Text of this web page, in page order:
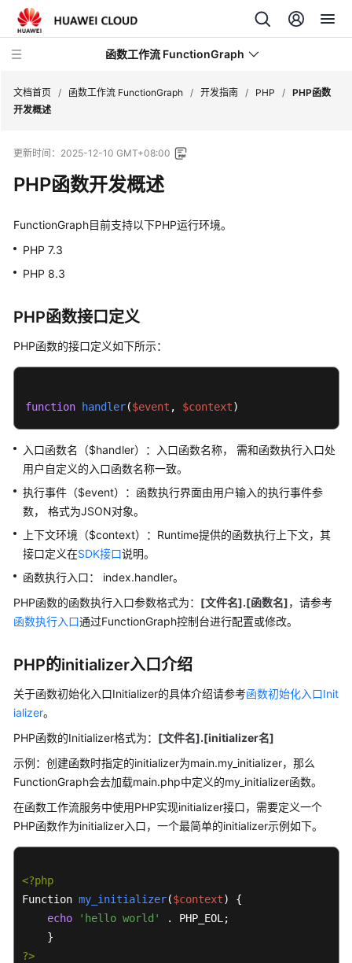
函数工作流 FunctionGraph
新
动
态
产
品
绍
计
说
明
快
门
用
户
指
南
最
佳
实
开
发
函
数
发
概
述
Node.js
Python
文档首页 / 函数工作流 FunctionGraph / 开发指南 / PHP / PHP函数
开发概述
更新时间： 2025-12-10 GMT+08:00
PHP函数开发概述
FunctionGraph目前支持以下PHP运行环境。
PHP 7.3
PHP 8.3
PHP函数接口定义
PHP函数的接口定义如下所示：
function handler($event , $context)
入口函数名（$handler）：入口函数名称， 需和函数执行入口处
用户自定义的入口函数名称一致。
执行事件（$event）：函数执行界面由用户输入的执行事件参
数， 格式为JSON对象。
上下文环境（$context）：Runtime提供的函数执行上下文，其
接口定义在SDK接口说明。
函数执行入口： index.handler。
PHP函数的函数执行入口参数格式为： [文件名].[函数名]，请参考
函数执行入口通过FunctionGraph控制台进行配置或修改。
PHP的initializer入口介绍
关于函数初始化入口Initializer的具体介绍请参考函数初始化入口Init
ializer。
PHP函数的Initializer格式为： [文件名].[initializer名]
示例：创建函数时指定的initializer为main.my_initializer，那么
FunctionGraph会去加载main.php中定义的my_initializer函数。
在函数工作流服务中使用PHP实现initializer接口，需要定义一个
PHP函数作为initializer入口，一个最简单的initializer示例如下。
<?php
Function my_initializer($context) {
echo
'hello world'
. PHP_EOL;
?>